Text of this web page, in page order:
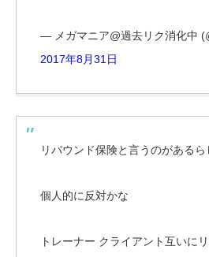
— メガマニア@過去リク消化中
2017年8月31日
リバウンド保険と言うのがあるら
個人的に反対かな
トレーナー クライアント互いに